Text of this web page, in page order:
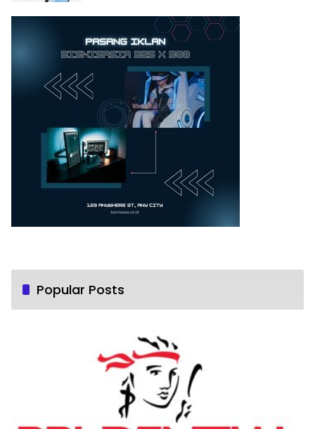
Popular Posts